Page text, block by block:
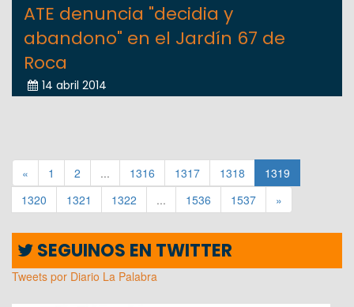
ATE denuncia "decidia y
abandono" en el Jardín 67 de
Roca
14 abril 2014
« 1 2 ... 1316 1317 1318
1319
1320
1321 1322 ... 1536 1537 »
SEGUINOS EN TWITTER
Tweets por Diario La Palabra